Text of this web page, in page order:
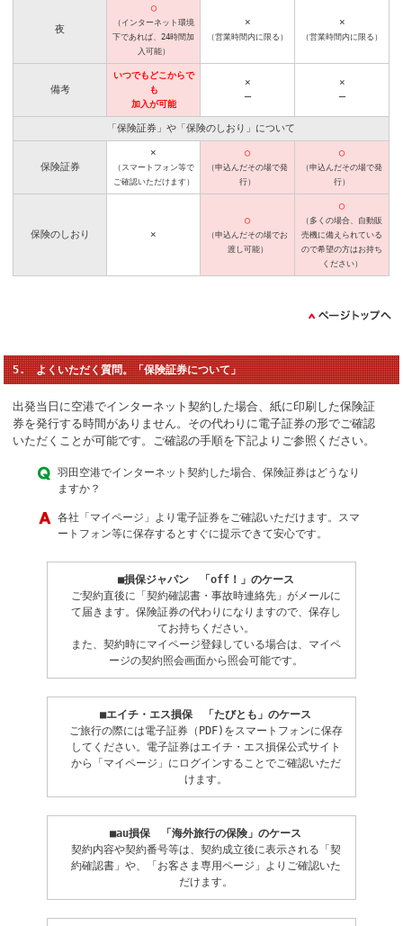
夜
◯
（インターネット環境
下であれば、24時間加
入可能）
×
（営業時間内に限る）
×
（営業時間内に限る）
備考
いつでもどこからで
も
加入が可能
×
ー
×
ー
「保険証券」や「保険のしおり」について
保険証券
×
（スマートフォン等で
ご確認いただけます）
◯
（申込んだその場で発
行）
◯
（申込んだその場で発
行）
保険のしおり ×
◯
（申込んだその場でお
渡し可能）
◯
（多くの場合、自動販
売機に備えられている
ので希望の方はお持ち
ください）
5. よくいただく質問。「保険証券について」
出発当日に空港でインターネット契約した場合、紙に印刷した保険証
券を発行する時間がありません。その代わりに電子証券の形でご確認
いただくことが可能です。ご確認の手順を下記よりご参照ください。
羽田空港でインターネット契約した場合、保険証券はどうなり
ますか？
各社「マイページ」より電子証券をご確認いただけます。スマ
ートフォン等に保存するとすぐに提示できて安心です。
■損保ジャパン 「off！」のケース
ご契約直後に「契約確認書・事故時連絡先」がメールに
て届きます。保険証券の代わりになりますので、保存し
てお持ちください。
また、契約時にマイページ登録している場合は、マイペ
ージの契約照会画面から照会可能です。
■エイチ・エス損保 「たびとも」のケース
ご旅行の際には電子証券（PDF)をスマートフォンに保存
してください。電子証券はエイチ・エス損保公式サイト
から「マイページ」にログインすることでご確認いただ
けます。
■au損保 「海外旅行の保険」のケース
契約内容や契約番号等は、契約成立後に表示される「契
約確認書」や、「お客さま専用ページ」よりご確認いた
だけます。